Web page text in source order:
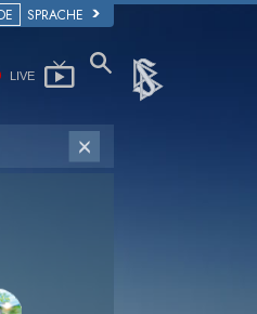
SPRACHE
LIVE